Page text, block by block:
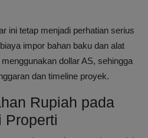
ini tetap menjadi perhatian serius
impor bahan baku dan alat
dollar AS, sehingga
dan timeline proyek.
Rupiah pada
Properti